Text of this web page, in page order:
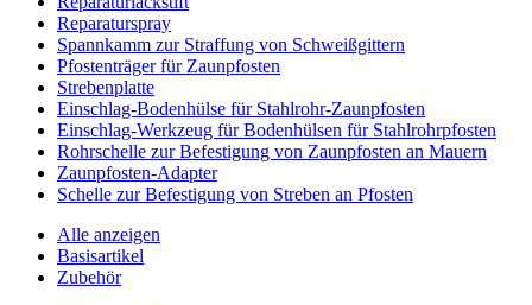
Reparaturspray
Spannkamm zur Straffung von Schweißgittern
Pfostenträger für Zaunpfosten
Strebenplatte
Einschlag-Bodenhülse für Stahlrohr-Zaunpfosten
Einschlag-Werkzeug für Bodenhülsen für Stahlrohrpfosten
Rohrschelle zur Befestigung von Zaunpfosten an Mauern
Zaunpfosten-Adapter
Schelle zur Befestigung von Streben an Pfosten
Alle anzeigen
Basisartikel
Zubehör